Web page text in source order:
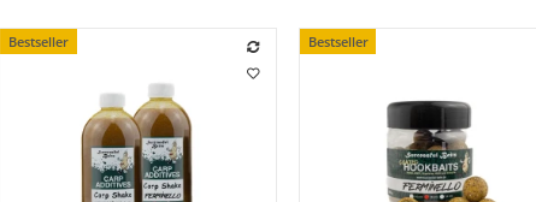
Bestseller Bestseller